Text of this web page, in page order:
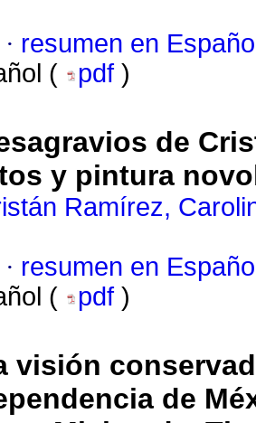
· resumen en
(
pdf )
de
y pintura
Ramírez,
· resumen en
(
pdf )
visión
de